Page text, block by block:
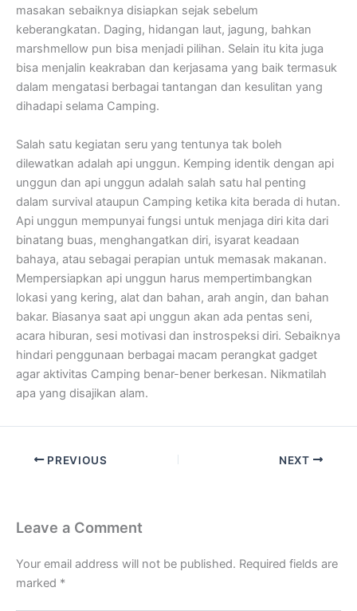
masakan sebaiknya disiapkan sejak sebelum
keberangkatan. Daging, hidangan laut, jagung, bahkan
marshmellow pun bisa menjadi pilihan. Selain itu kita juga
bisa menjalin keakraban dan kerjasama yang baik termasuk
dalam mengatasi berbagai tantangan dan kesulitan yang
dihadapi selama Camping.
Salah satu kegiatan seru yang tentunya tak boleh
dilewatkan adalah api unggun. Kemping identik dengan api
unggun dan api unggun adalah salah satu hal penting
dalam survival ataupun Camping ketika kita berada di hutan.
Api unggun mempunyai fungsi untuk menjaga diri kita dari
binatang buas, menghangatkan diri, isyarat keadaan
bahaya, atau sebagai perapian untuk memasak makanan.
Mempersiapkan api unggun harus mempertimbangkan
lokasi yang kering, alat dan bahan, arah angin, dan bahan
bakar. Biasanya saat api unggun akan ada pentas seni,
acara hiburan, sesi motivasi dan instrospeksi diri. Sebaiknya
hindari penggunaan berbagai macam perangkat gadget
agar aktivitas Camping benar-bener berkesan. Nikmatilah
apa yang disajikan alam.
PREVIOUS NEXT
Leave a Comment
Your email address will not be published. Required fields are
marked *